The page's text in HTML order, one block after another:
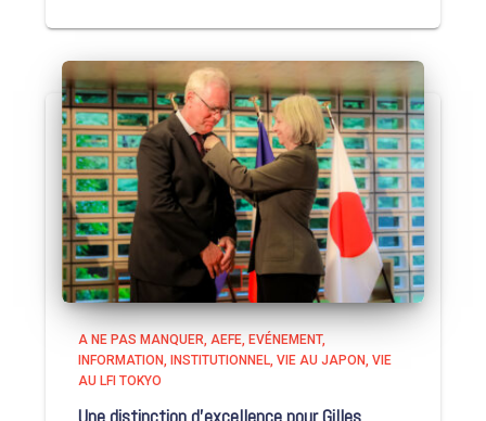
A NE PAS MANQUER AEFE EVÉNEMENT
INFORMATION
INSTITUTIONNEL VIE AU JAPON VIE
AU LFI TOKYO